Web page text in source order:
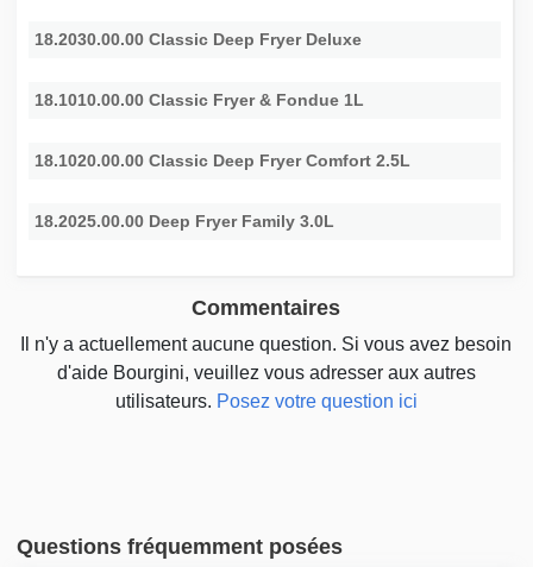
18.2030.00.00 Classic Deep Fryer Deluxe
18.1010.00.00 Classic Fryer & Fondue 1L
18.1020.00.00 Classic Deep Fryer Comfort 2.5L
18.2025.00.00 Deep Fryer Family 3.0L
Commentaires
Il n'y a actuellement aucune question. Si vous avez besoin
d'aide Bourgini, veuillez vous adresser aux autres
utilisateurs. Posez votre question ici
Questions fréquemment posées